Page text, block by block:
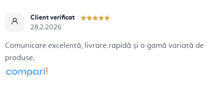
Client verificat
28.2.2026
Comunicare excelentă, livrare rapidă și o gamă variată de
produse.